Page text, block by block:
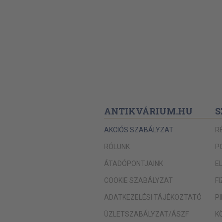
ANTIKVÁRIUM.HU
AKCIÓS SZABÁLYZAT
RÓLUNK
ÁTADÓPONTJAINK
COOKIE SZABÁLYZAT
ADATKEZELÉSI TÁJÉKOZTATÓ
ÜZLETSZABÁLYZAT/ÁSZF